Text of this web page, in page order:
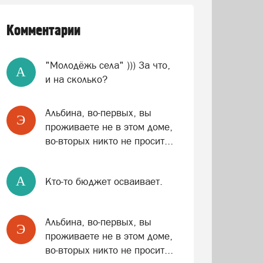
Комментарии
A
"Молодёжь села" ))) За что,
и на сколько?
Э
Альбина, во-первых, вы
проживаете не в этом доме,
во-вторых никто не просит...
A Кто-то бюджет осваивает.
Э
Альбина, во-первых, вы
проживаете не в этом доме,
во-вторых никто не просит...